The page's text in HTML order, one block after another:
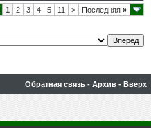
1 2 3 4 5 11 > Последняя »
Обратная связь - Архив - Вверх